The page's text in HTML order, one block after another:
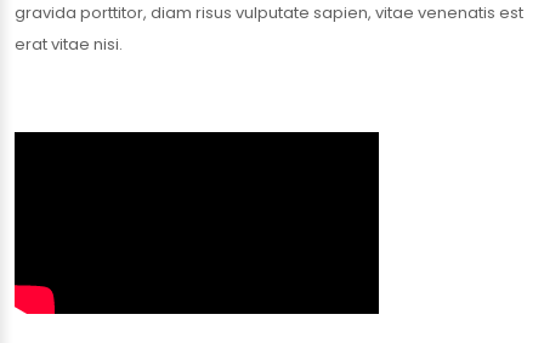
gravida porttitor, diam risus vulputate sapien, vitae venenatis est
erat vitae nisi.